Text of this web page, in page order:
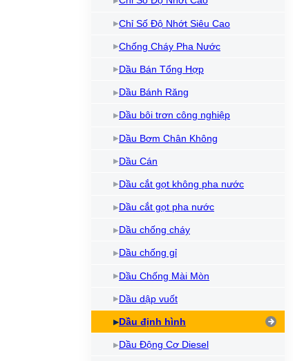
Dầu làm mát máy cắt Laser
Bình xịt mỡ bôi trơn
Làm sạch và bảo vệ máy
Dầu NyeTact
Chỉ Số Độ Nhớt Siêu Cao
Chống Cháy Pha Nước
Dầu Bán Tổng Hợp
Dầu Bánh Răng
Dầu bôi trơn công nghiệp
Dầu Bơm Chân Không
Dầu Cán
Dầu cắt gọt không pha nước
Dầu cắt gọt pha nước
Dầu chống cháy
Dầu chống gỉ
Dầu Chống Mài Mòn
Dầu dập vuốt
Dầu định hình
Dầu Động Cơ Diesel